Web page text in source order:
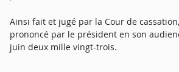
Ainsi fait et jugé par la Cour de
prononcé par le président en son
juin deux mille vingt-trois.